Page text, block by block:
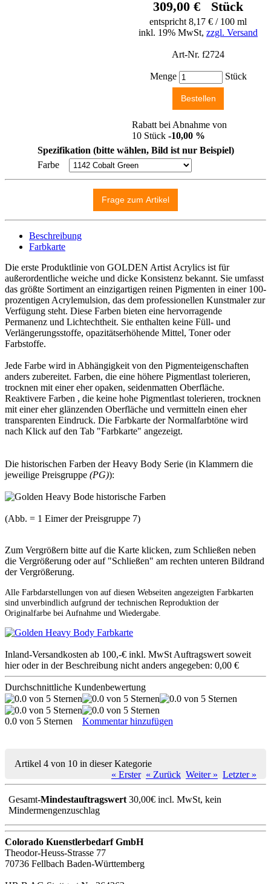
309,00 € Stück
entspricht 8,17 € / 100 ml
inkl. 19% MwSt, zzgl. Versand
Art-Nr. f2724
Menge Stück
Rabatt bei Abnahme von
10 Stück -10,00 %
Spezifikation (bitte wählen, Bild ist nur Beispiel)
Farbe
Beschreibung
Farbkarte
Die erste Produktlinie von GOLDEN Artist Acrylics ist für
außerordentliche weiche und dicke Konsistenz bekannt. Sie umfasst
das größte Sortiment an einzigartigen reinen Pigmenten in einer 100-
prozentigen Acrylemulsion, das dem professionellen Kunstmaler zur
Verfügung steht. Diese Farben bieten eine hervorragende
Permanenz und Lichtechtheit. Sie enthalten keine Füll- und
Verlängerungsstoffe, opazitätserhöhende Mittel, Toner oder
Farbstoffe.
Jede Farbe wird in Abhängigkeit von den Pigmenteigenschaften
anders zubereitet. Farben, die eine höhere Pigmentlast tolerieren,
trocknen mit einer eher opaken, seidenmatten Oberfläche.
Reaktivere Farben , die keine hohe Pigmentlast tolerieren, trocknen
mit einer eher glänzenden Oberfläche und vermitteln einen eher
transparenten Eindruck. Die Farbkarte der Normalfarbtöne wird
nach Klick auf den Tab "Farbkarte" angezeigt.
Die historischen Farben der Heavy Body Serie (in Klammern die
jeweilige Preisgruppe (PG)):
(Abb. = 1 Eimer der Preisgruppe 7)
Zum Vergrößern bitte auf die Karte klicken, zum Schließen neben
die Vergrößerung oder auf "Schließen" am rechten unteren Bildrand
der Vergrößerung.
Alle Farbdarstellungen von auf diesen Webseiten angezeigten Farbkarten
sind unverbindlich aufgrund der technischen Reproduktion der
Originalfarbe bei Aufnahme und Wiedergabe.
Inland-Versandkosten ab 100,-€ inkl. MwSt Auftragswert soweit
hier oder in der Beschreibung nicht anders angegeben: 0,00 €
Durchschnittliche Kundenbewertung
0.0 von 5 Sternen Kommentar hinzufügen
Artikel 4 von 10 in dieser Kategorie
« Erster « Zurück Weiter » Letzter »
Gesamt-Mindestauftragswert 30,00€ incl. MwSt, kein
Mindermengenzuschlag
Colorado Kuenstlerbedarf GmbH
Theodor-Heuss-Strasse 77
70736 Fellbach Baden-Württemberg